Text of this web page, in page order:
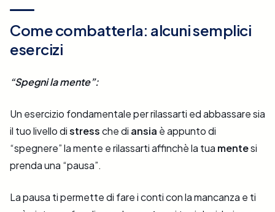
Come combatterla: alcuni semplici
esercizi
“Spegni la mente”:
Un esercizio fondamentale per rilassarti ed abbassare sia
il tuo livello distressche di ansia è appunto di
“spegnere” la mente e rilassarti affinchè la tua mentesi
prenda una “pausa”.
La pausa ti permette di fare i conti con la mancanza e ti